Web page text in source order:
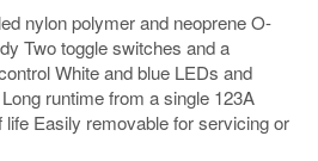
nylon polymer and neoprene O-
Two toggle switches and a
White and blue LEDs and
runtime from a single 123A
Easily removable for servicing or